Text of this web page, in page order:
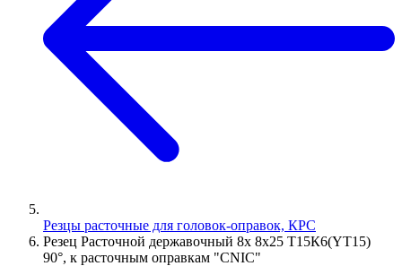
Резцы расточные для головок-оправок, КРС
Резец Расточной державочный 8х 8х25 Т15К6(YT15)
90°, к расточным оправкам "CNIC"